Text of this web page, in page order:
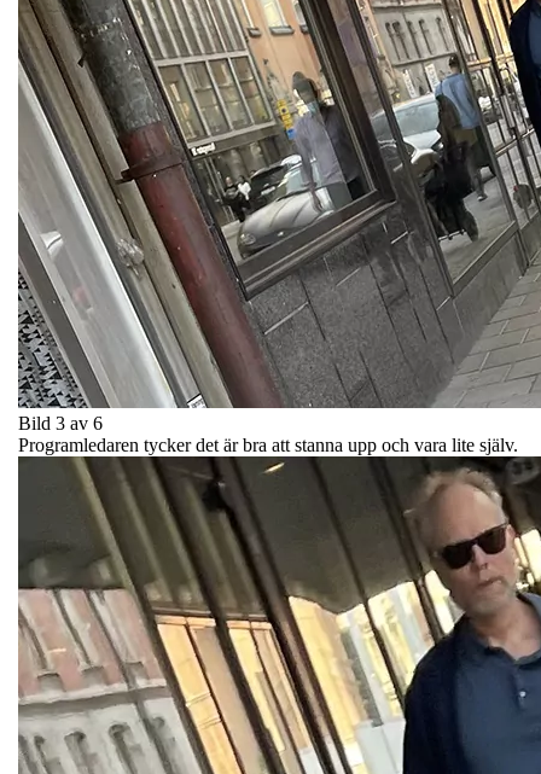
Bild 3 av 6
Programledaren tycker det är bra att stanna upp och vara lite själv.